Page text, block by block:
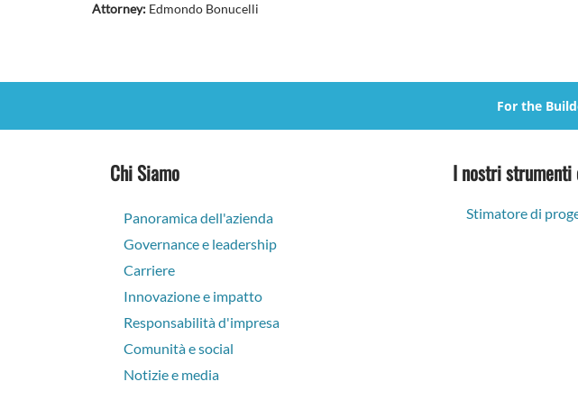
Attorney: Edmondo Bonucelli
For the
Chi Siamo
Panoramica dell'azienda
Governance e leadership
Carriere
Innovazione e impatto
Responsabilità d'impresa
Comunità e social
Notizie e media
I nostri strumenti
Stimatore di